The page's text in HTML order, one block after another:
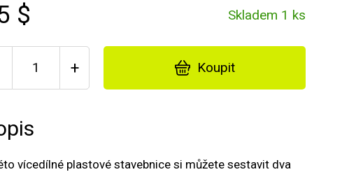
$ Skladem 1 ks
+ Koupit
vícedílné plastové stavebnice si můžete sestavit dva